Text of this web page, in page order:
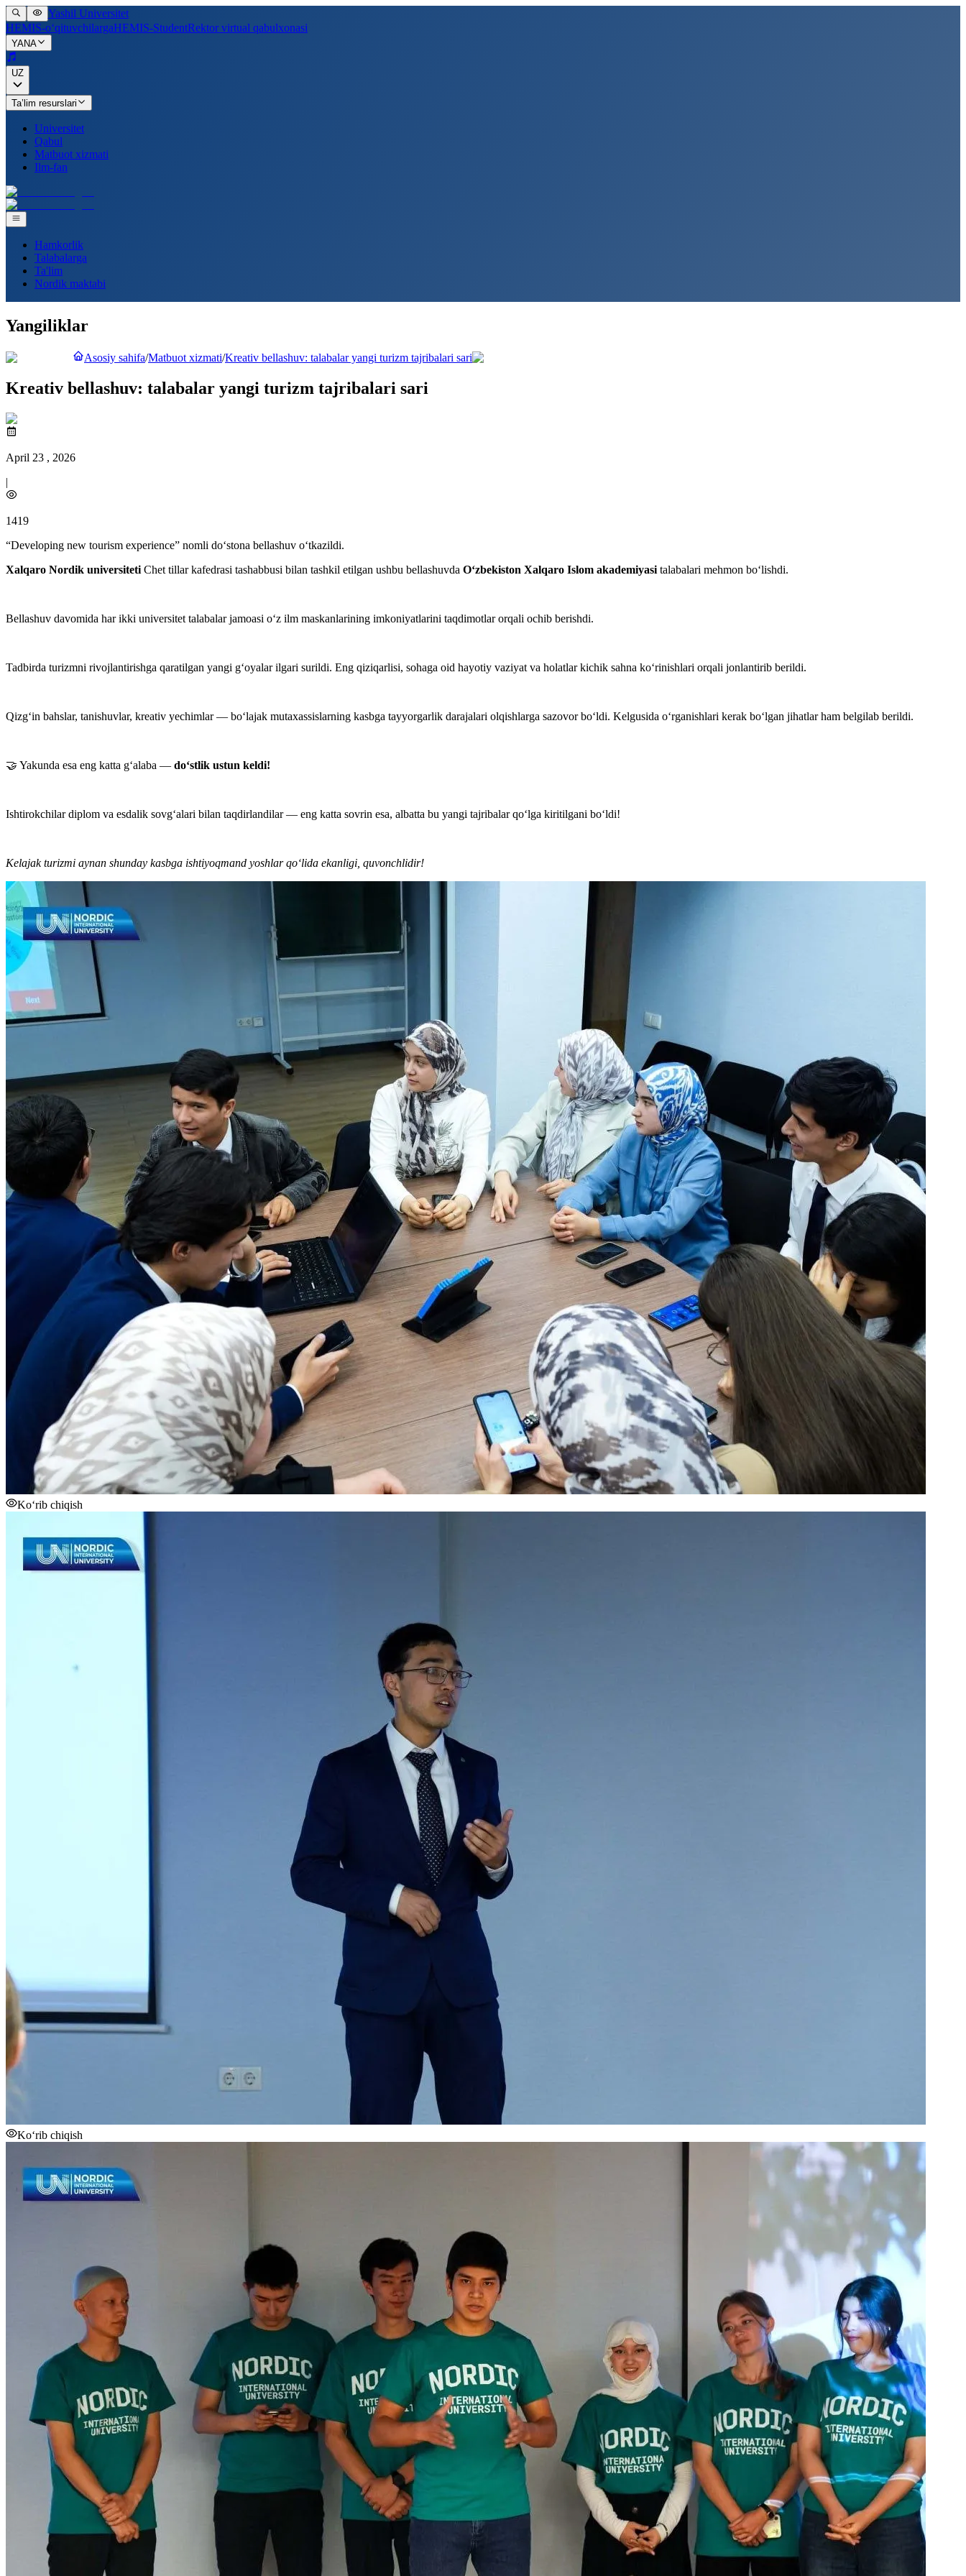
Yashil Universitet
HEMIS-o‘qituvchilargaHEMIS-StudentRektor virtual qabulxonasi
YANA
UZ
Ta’lim resurslari
Universitet
Qabul
Matbuot xizmati
Ilm-fan
Hamkorlik
Talabalarga
Ta'lim
Nordik maktabi
Yangiliklar
Asosiy sahifa/Matbuot xizmati/Kreativ bellashuv: talabalar yangi turizm tajribalari sari
Kreativ bellashuv: talabalar yangi turizm tajribalari sari
April 23 , 2026
|
1419
“Developing new tourism experience” nomli do‘stona bellashuv o‘tkazildi.
Xalqaro Nordik universiteti Chet tillar kafedrasi tashabbusi bilan tashkil etilgan ushbu bellashuvda O‘zbekiston Xalqaro Islom akademiyasi talabalari mehmon bo‘lishdi.
Bellashuv davomida har ikki universitet talabalar jamoasi o‘z ilm maskanlarining imkoniyatlarini taqdimotlar orqali ochib berishdi.
Tadbirda turizmni rivojlantirishga qaratilgan yangi g‘oyalar ilgari surildi. Eng qiziqarlisi, sohaga oid hayotiy vaziyat va holatlar kichik sahna ko‘rinishlari orqali jonlantirib berildi.
Qizg‘in bahslar, tanishuvlar, kreativ yechimlar — bo‘lajak mutaxassislarning kasbga tayyorgarlik darajalari olqishlarga sazovor bo‘ldi. Kelgusida o‘rganishlari kerak bo‘lgan jihatlar ham belgilab berildi.
🤝 Yakunda esa eng katta g‘alaba — do‘stlik ustun keldi!
Ishtirokchilar diplom va esdalik sovg‘alari bilan taqdirlandilar — eng katta sovrin esa, albatta bu yangi tajribalar qo‘lga kiritilgani bo‘ldi!
Kelajak turizmi aynan shunday kasbga ishtiyoqmand yoshlar qo‘lida ekanligi, quvonchlidir!
Ko‘rib chiqish
Ko‘rib chiqish